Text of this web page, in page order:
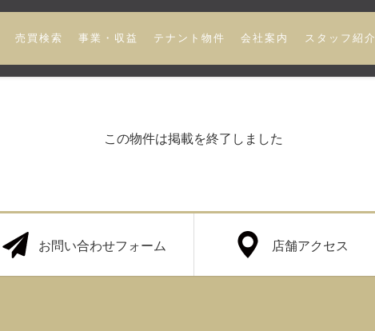
売買検索 事業・収益 テナント物件 会社案内 スタッフ紹介
この物件は掲載を終了しました
お問い合わせフォーム 店舗アクセス